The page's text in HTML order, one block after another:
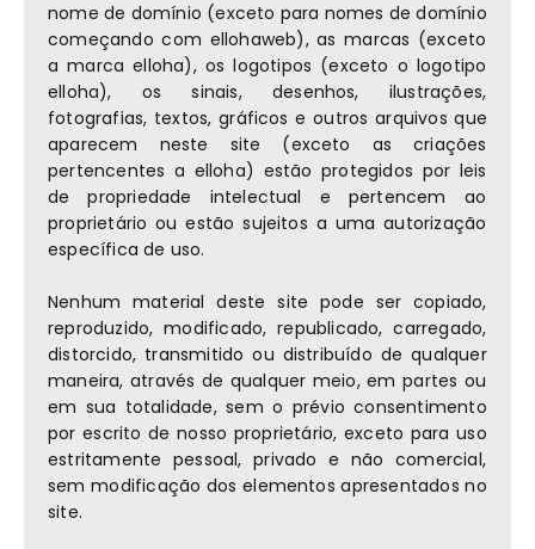
nome de domínio (exceto para nomes de domínio
começando com ellohaweb), as marcas (exceto
a marca elloha), os logotipos (exceto o logotipo
elloha), os sinais, desenhos, ilustrações,
fotografias, textos, gráficos e outros arquivos que
aparecem neste site (exceto as criações
pertencentes a elloha) estão protegidos por leis
de propriedade intelectual e pertencem ao
proprietário ou estão sujeitos a uma autorização
específica de uso.
Nenhum material deste site pode ser copiado,
reproduzido, modificado, republicado, carregado,
distorcido, transmitido ou distribuído de qualquer
maneira, através de qualquer meio, em partes ou
em sua totalidade, sem o prévio consentimento
por escrito de nosso proprietário, exceto para uso
estritamente pessoal, privado e não comercial,
sem modificação dos elementos apresentados no
site.